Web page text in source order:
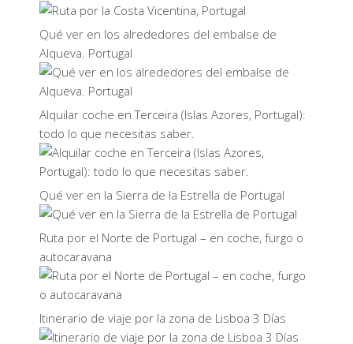
Qué ver en los alrededores del embalse de
Alqueva. Portugal
Alquilar coche en Terceira (Islas Azores, Portugal):
todo lo que necesitas saber.
Qué ver en la Sierra de la Estrella de Portugal
Ruta por el Norte de Portugal – en coche, furgo o
autocaravana
Itinerario de viaje por la zona de Lisboa 3 Días